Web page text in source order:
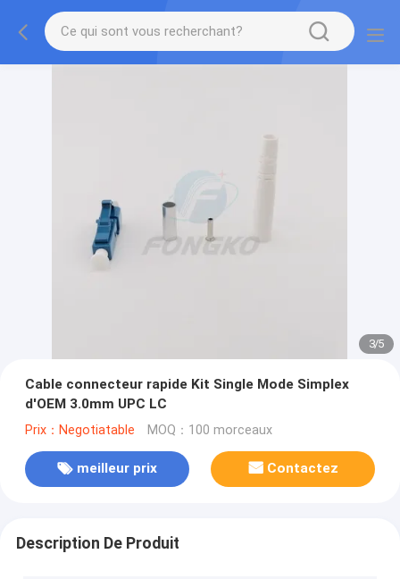
3/5
Cable connecteur rapide Kit Single Mode Simplex
d'OEM 3.0mm UPC LC
Prix：Negotiatable MOQ：100 morceaux
meilleur prix Contactez
Description De Produit